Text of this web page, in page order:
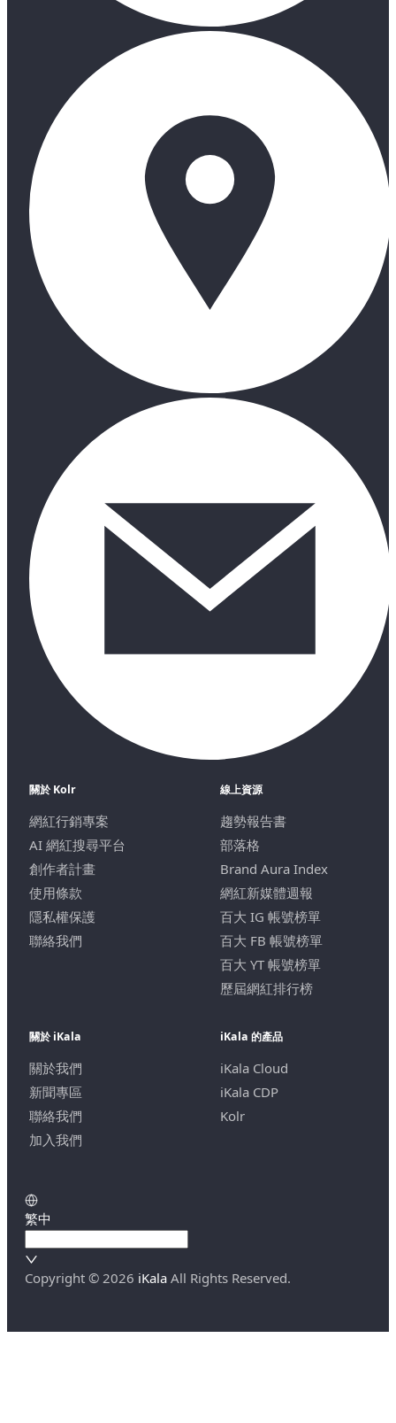
關於 Kolr
網紅行銷專案
AI 網紅搜尋平台
創作者計畫
使用條款
隱私權保護
聯絡我們
線上資源
趨勢報告書
部落格
Brand Aura Index
網紅新媒體週報
百大 IG 帳號榜單
百大 FB 帳號榜單
百大 YT 帳號榜單
歷屆網紅排行榜
關於 iKala
關於我們
新聞專區
聯絡我們
加入我們
iKala 的產品
iKala Cloud
iKala CDP
Kolr
繁中
Copyright © 2026 iKala All Rights Reserved.